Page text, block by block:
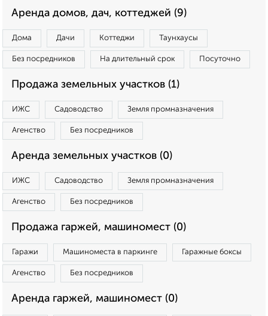
Аренда домов, дач, коттеджей (9)
Дома Дачи Коттеджи Таунхаусы
Без посредников На длительный срок Посуточно
Продажа земельных участков (1)
ИЖС Садоводство Земля промназначения
Агенство Без посредников
Аренда земельных участков (0)
ИЖС Садоводство Земля промназначения
Агенство Без посредников
Продажа гаржей, машиномест (0)
Гаражи Машиноместа в паркинге Гаражные боксы
Агенство Без посредников
Аренда гаржей, машиномест (0)